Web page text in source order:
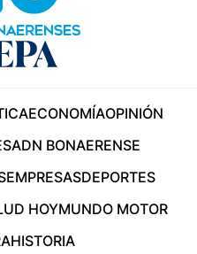
ECONOMÍAOPINIÓN
ADN BONAERENSE
EMPRESASDEPORTES
HOYMUNDO MOTOR
HISTORIA